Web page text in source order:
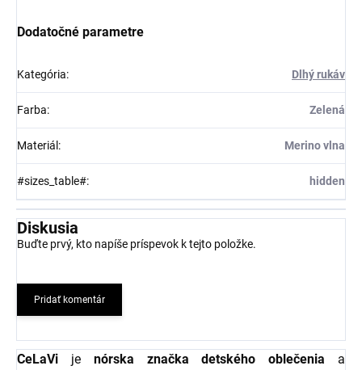
Dodatočné parametre
Kategória: Dlhý rukáv
Farba: Zelená
Materiál : Merino vlna
#sizes_table#: hidden
Diskusia
Buďte prvý, kto napíše príspevok k tejto položke.
Pridať komentár
CeLaVi je nórska značka detského oblečenia a